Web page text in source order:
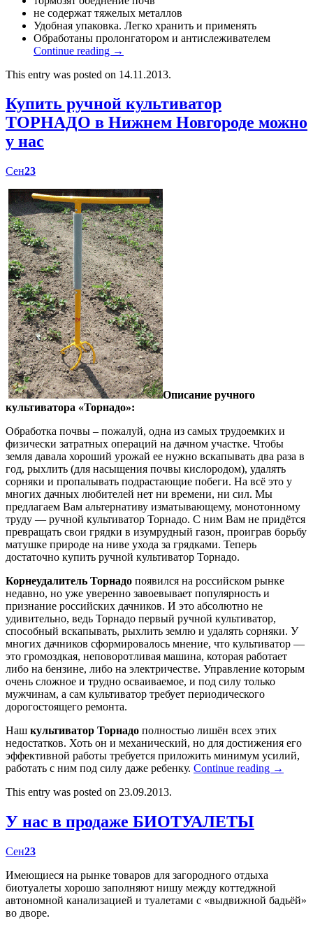
не содержат тяжелых металлов
Удобная упаковка. Легко хранить и применять
Обработаны пролонгатором и антислеживателем
Continue reading →
This entry was posted on 14.11.2013.
Купить ручной культиватор
ТОРНАДО в Нижнем Новгороде можно
у нас
Сен23
Описание ручного
культиватора «Торнадо»:
Обработка почвы – пожалуй, одна из самых трудоемких и
физически затратных операций на дачном участке. Чтобы
земля давала хороший урожай ее нужно вскапывать два раза в
год, рыхлить (для насыщения почвы кислородом), удалять
сорняки и пропалывать подрастающие побеги. На всё это у
многих дачных любителей нет ни времени, ни сил. Мы
предлагаем Вам альтернативу изматывающему, монотонному
труду — ручной культиватор Торнадо. С ним Вам не придётся
превращать свои грядки в изумрудный газон, проиграв борьбу
матушке природе на ниве ухода за грядками. Теперь
достаточно купить ручной культиватор Торнадо.
Корнеудалитель Торнадо появился на российском рынке
недавно, но уже уверенно завоевывает популярность и
признание российских дачников. И это абсолютно не
удивительно, ведь Торнадо первый ручной культиватор,
способный вскапывать, рыхлить землю и удалять сорняки. У
многих дачников сформировалось мнение, что культиватор —
это громоздкая, неповоротливая машина, которая работает
либо на бензине, либо на электричестве. Управление которым
очень сложное и трудно осваиваемое, и под силу только
мужчинам, а сам культиватор требует периодического
дорогостоящего ремонта.
Наш культиватор Торнадо полностью лишён всех этих
недостатков. Хоть он и механический, но для достижения его
эффективной работы требуется приложить минимум усилий,
работать с ним под силу даже ребенку. Continue reading →
This entry was posted on 23.09.2013.
У нас в продаже БИОТУАЛЕТЫ
Сен23
Имеющиеся на рынке товаров для загородного отдыха
биотуалеты хорошо заполняют нишу между коттеджной
автономной канализацией и туалетами с «выдвижной бадьёй»
во дворе.